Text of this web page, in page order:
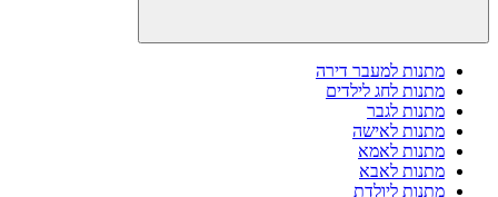
מתנות למעבר דירה
מתנות לחג לילדים
מתנות לגבר
מתנות לאישה
מתנות לאמא
מתנות לאבא
מתנות ליולדת